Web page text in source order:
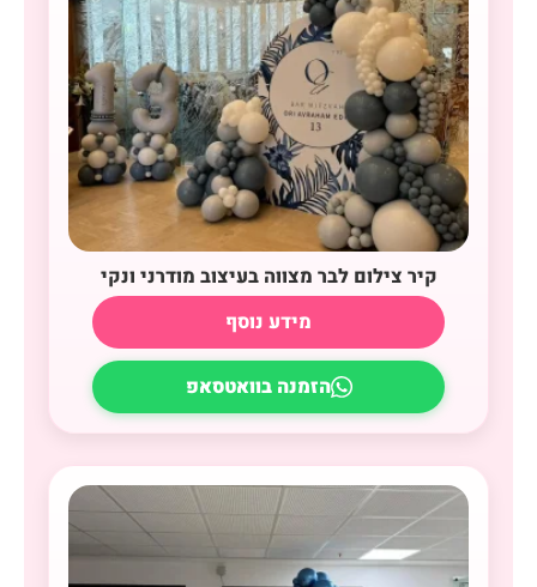
קיר צילום לבר מצווה בעיצוב מודרני ונקי
מידע נוסף
הזמנה בוואטסאפ